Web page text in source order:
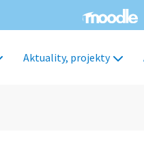
Aktuality, projekty